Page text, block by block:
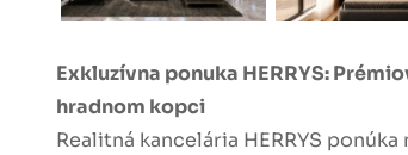
Exkluzívna ponuka HERRYS:
hradnom kopci
Realitná kancelária HERRYS